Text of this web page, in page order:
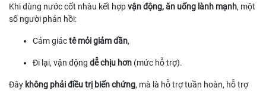
Khi dùng nước cốt nhàu kết hợpvận động, ăn uống lành mạnh, một
số người phản hồi:
Cảm giáctê mỏi giảm dần,
Đi lại, vận động dễ chịu hơn (mức hỗ trợ).
Đây không phải điều trị biến chứng, mà là hỗ trợ tuần hoàn, hỗ trợ